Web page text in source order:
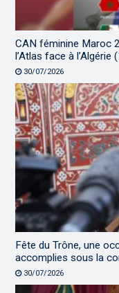
CAN féminine Maroc
l’Atlas face à l’Algérie
30/07/2026
Fête du Trône, une
accomplies sous la
30/07/2026